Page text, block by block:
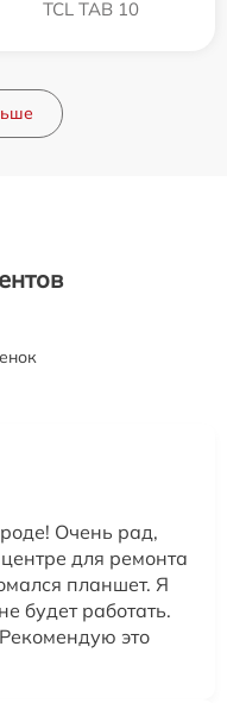
TCL TAB 10
Очень рад,
для ремонта
планшет. Я
будет работать.
это